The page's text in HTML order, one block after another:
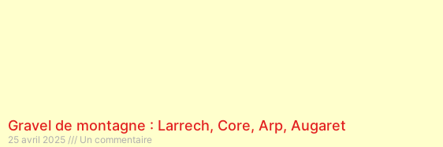
Gravel de montagne : Larrech, Core, Arp, Augaret
25 avril 2025 Un commentaire